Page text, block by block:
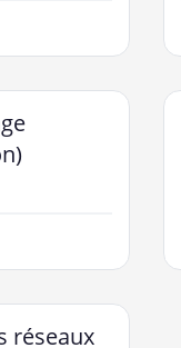
réseaux